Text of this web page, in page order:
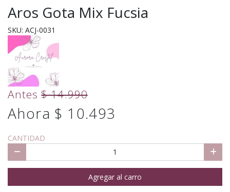
Aros Gota Mix Fucsia
SKU: ACJ-0031
Antes$ 14.990
Ahora $ 10.493
CANTIDAD
Agregar al carro